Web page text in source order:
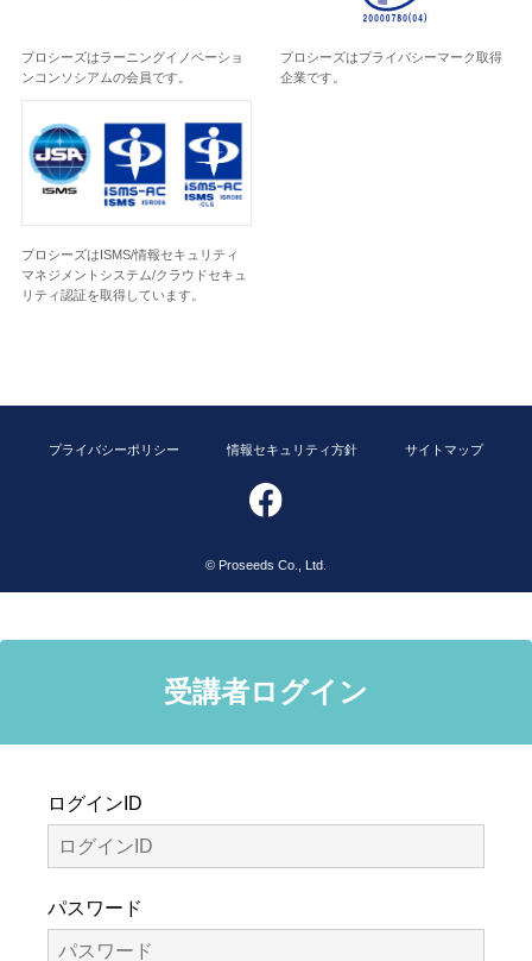
プロシーズはラーニングイノベーショ
ンコンソシアムの会員です。
プロシーズはプライバシーマーク取得
企業です。
プロシーズはISMS/情報セキュリティ
マネジメントシステム/クラウドセキュ
リティ認証を取得しています。
プライバシーポリシー 情報セキュリティ方針 サイトマップ
© Proseeds Co., Ltd.
受講者ログイン
ログインID
パスワード